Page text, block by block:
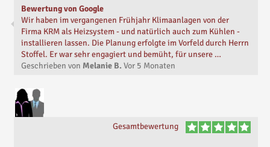
Bewertung von Google
Wir haben im vergangenen Frühjahr Klimaanlagen von der
Firma KRM als Heizsystem - und natürlich auch zum Kühlen -
installieren lassen. Die Planung erfolgte im Vorfeld durch Herrn
Stoffel. Er war sehr engagiert und bemüht, für unsere …
Geschrieben von Melanie B. Vor 5 Monaten
Gesamtbewertung